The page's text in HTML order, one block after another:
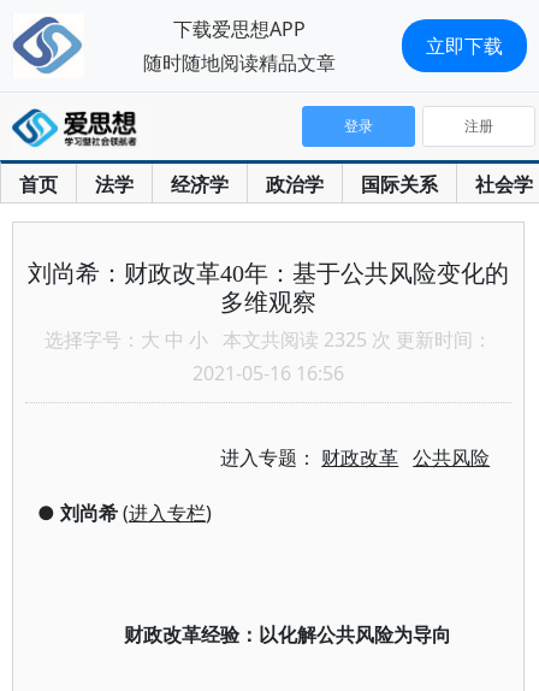
首页 法学 经济学 政治学 国际关系 社会学
登录 注册
刘尚希：财政改革40年：基于公共风险变化的
多维观察
选择字号： 大 中 小 本文共阅读 2325 次 更新时间：
2021-05-16 16:56
进入专题： 财政改革 公共风险
● 刘尚希(进入专栏)
财政改革经验：以化解公共风险为导向
下载爱思想APP
随时随地阅读精品文章
立即下载